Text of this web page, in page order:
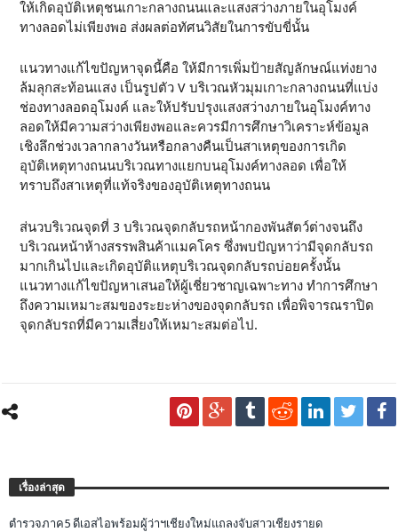
ให้เกิดอุบัติเหตุชนเกาะกลางถนนและแสงสว่างภายในอุโมงค์
ทางลอดไม่เพียงพอ ส่งผลต่อทัศนวิสัยในการขับขี่นั้น
แนวทางแก้ไขปัญหาจุดนี้คือ ให้มีการเพิ่มป้ายสัญลักษณ์แท่งยาง
ล้มลุกสะท้อนแสง เป็นรูปตัว V บริเวณหัวมุมเกาะกลางถนนที่แบ่ง
ช่องทางลอดอุโมงค์ และให้ปรับปรุงแสงสว่างภายในอุโมงค์ทาง
ลอดให้มีความสว่างเพียงพอและควรมีการศึกษาวิเคราะห์ข้อมูล
เชิงลึกช่วงเวลากลางวันหรือกลางคืนเป็นสาเหตุของการเกิด
อุบัติเหตุทางถนนบริเวณทางแยกบนอุโมงค์ทางลอด เพื่อให้
ทราบถึงสาเหตุที่แท้จริงของอุบัติเหตุทางถนน
ส่นวบริเวณจุดที่ 3 บริเวณจุดกลับรถหน้ากองพันสัตว์ต่างจนถึง
บริเวณหน้าห้างสรรพสินค้าแมคโคร ซึ่งพบปัญหาว่ามีจุดกลับรถ
มากเกินไปและเกิดอุบัติแหตุบริเวณจุดกลับรถบ่อยครั้งนั้น
แนวทางแก้ไขปัญหาเสนอให้ผู้เชี่ยวชาญเฉพาะทาง ทำการศึกษา
ถึงความเหมาะสมของระยะห่างของจุดกลับรถ เพื่อพิจารณราปิด
จุดกลับรถที่มีความเสี่ยงให้เหมาะสมต่อไป.
เรื่องล่าสุด
ตำรวจภาค5 ดีเอสไอพร้อมผู้ว่าฯเชียงใหม่แถลงจับสาวเชียงรายด